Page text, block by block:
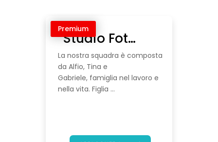
Studio Fotografico Malaponti
Premium
La nostra squadra è composta
da Alfio, Tina e
Gabriele, famiglia nel lavoro e
nella vita. Figlia ...